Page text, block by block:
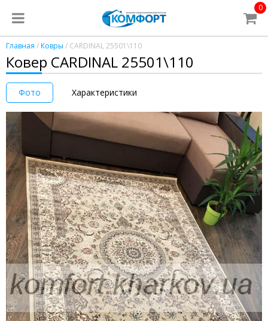
0
Главная /Ковры / CARDINAL 25501\110
Ковер CARDINAL 25501\110
Фото Характеристики